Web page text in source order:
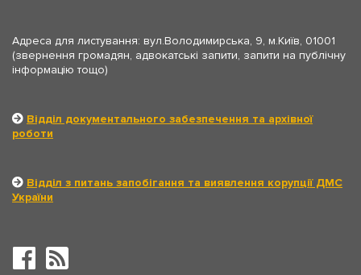
Адреса для листування: вул.Володимирська, 9, м.Київ, 01001
(звернення громадян, адвокатські запити, запити на публічну
інформацію тощо)
Відділ документального забезпечення та архівної
роботи
Відділ з питань запобігання та виявлення корупції ДМС
України